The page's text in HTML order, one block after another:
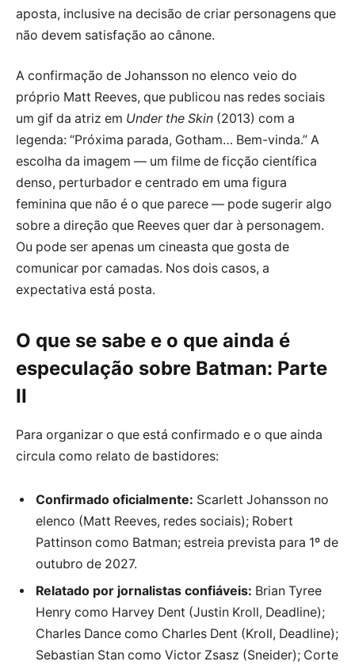
aposta, inclusive na decisão de criar personagens que
não devem satisfação ao cânone.
A confirmação de Johansson no elenco veio do
próprio Matt Reeves, que publicou nas redes sociais
um gif da atriz em Under the Skin (2013) com a
legenda: “Próxima parada, Gotham… Bem-vinda.” A
escolha da imagem — um filme de ficção científica
denso, perturbador e centrado em uma figura
feminina que não é o que parece — pode sugerir algo
sobre a direção que Reeves quer dar à personagem.
Ou pode ser apenas um cineasta que gosta de
comunicar por camadas. Nos dois casos, a
expectativa está posta.
O que se sabe e o que ainda é
especulação sobre Batman: Parte
II
Para organizar o que está confirmado e o que ainda
circula como relato de bastidores:
Confirmado oficialmente: Scarlett Johansson no
elenco (Matt Reeves, redes sociais); Robert
Pattinson como Batman; estreia prevista para 1º de
outubro de 2027.
Relatado por jornalistas confiáveis: Brian Tyree
Henry como Harvey Dent (Justin Kroll, Deadline);
Charles Dance como Charles Dent (Kroll, Deadline);
Sebastian Stan como Victor Zsasz (Sneider); Corte